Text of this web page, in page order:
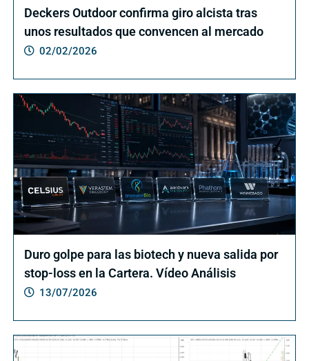
Deckers Outdoor confirma giro alcista tras
unos resultados que convencen al mercado
02/02/2026
Duro golpe para las biotech y nueva salida por
stop-loss en la Cartera. Vídeo Análisis
13/07/2026